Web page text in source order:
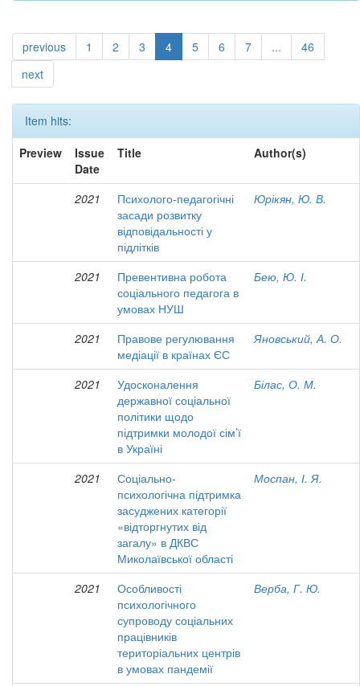
previous 1 2 3 4 5 6 7 ...
46
next
Item hits:
Preview
Issue
Date
Title Author(s)
2021
Психолого-педагогічні
засади розвитку
відповідальності у
підлітків
Юрікян, Ю. В.
2021
Превентивна робота
соціального педагога в
умовах НУШ
Бею, Ю. І.
2021
Правове регулювання
медіації в країнах ЄС
Яновський, А. О.
2021
Удосконалення
державної соціальної
політики щодо
підтримки молодої сім’ї
в Україні
Білас, О. М.
2021
Соціально-
психологічна підтримка
засуджених категорії
«відторгнутих від
загалу» в ДКВС
Миколаївської області
Моспан, І. Я.
2021
Особливості
психологічного
супроводу соціальних
працівників
територіальних центрів
в умовах пандемії
Верба, Г. Ю.